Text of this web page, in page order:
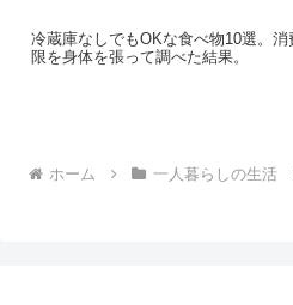
冷蔵庫なしでもOKな食べ物10選。消
限を身体を張って調べた結果。
ホーム 一人暮らしの生活